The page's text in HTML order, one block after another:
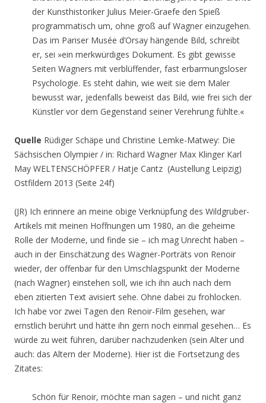
der Kunsthistoriker Julius Meier-Graefe den Spieß
programmatisch um, ohne groß auf Wagner einzugehen.
Das im Pariser Musée d’Orsay hängende Bild, schreibt
er, sei »ein merkwürdiges Dokument. Es gibt gewisse
Seiten Wagners mit verblüffender, fast erbarmungsloser
Psychologie. Es steht dahin, wie weit sie dem Maler
bewusst war, jedenfalls beweist das Bild, wie frei sich der
Künstler vor dem Gegenstand seiner Verehrung fühlte.«
Quelle Rüdiger Schäpe und Christine Lemke-Matwey: Die
Sächsischen Olympier / in: Richard Wagner Max Klinger Karl
May WELTENSCHÖPFER / Hatje Cantz (Austellung Leipzig)
Ostfildern 2013 (Seite 24f)
(JR) Ich erinnere an meine obige Verknüpfung des Wildgruber-
Artikels mit meinen Hoffnungen um 1980, an die geheime
Rolle der Moderne, und finde sie – ich mag Unrecht haben –
auch in der Einschätzung des Wagner-Porträts von Renoir
wieder, der offenbar für den Umschlagspunkt der Moderne
(nach Wagner) einstehen soll, wie ich ihn auch nach dem
eben zitierten Text avisiert sehe. Ohne dabei zu frohlocken.
Ich habe vor zwei Tagen den Renoir-Film gesehen, war
ernstlich berührt und hätte ihn gern noch einmal gesehen… Es
würde zu weit führen, darüber nachzudenken (sein Alter und
auch: das Altern der Moderne). Hier ist die Fortsetzung des
Zitates:
Schön für Renoir, möchte man sagen – und nicht ganz